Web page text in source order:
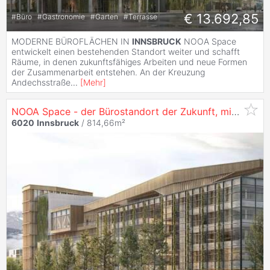
#Büro #Gastronomie #Garten #Terrasse € 13.692,85
MODERNE BÜROFLÄCHEN IN INNSBRUCK NOOA Space
entwickelt einen bestehenden Standort weiter und schafft
Räume, in denen zukunftsfähiges Arbeiten und neue Formen
der Zusammenarbeit entstehen. An der Kreuzung
Andechsstraße... [Mehr]
NOOA Space - der Bürostandort der Zukunft, mit 814 m² in
6020 Innsbruck / 814,66m²